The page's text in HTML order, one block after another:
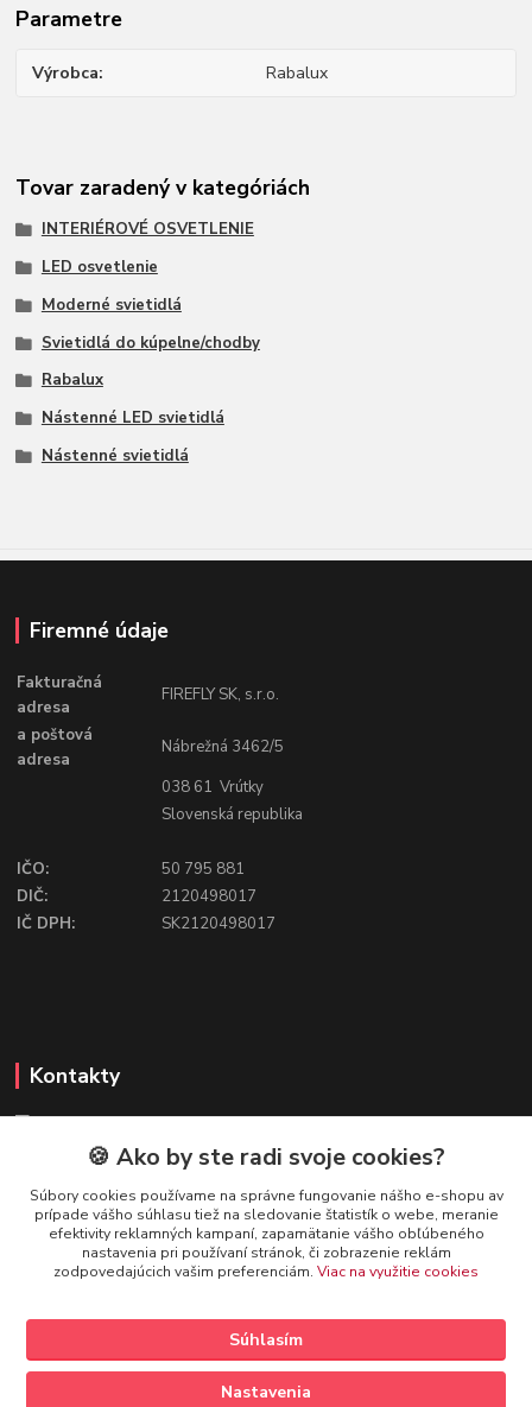
Parametre
Výrobca Rabalux
Tovar zaradený v kategóriách
INTERIÉROVÉ OSVETLENIE
LED osvetlenie
Moderné svietidlá
Svietidlá do kúpelne/chodby
Rabalux
Nástenné LED svietidlá
Nástenné svietidlá
Firemné údaje
Fakturačná
adresa
FIREFLY SK, s.r.o.
a poštová
adresa
Nábrežná 3462/5
038 61 Vrútky
Slovenská republika
IČO:
50 795 881
DIČ:
2120498017
IČ DPH:
SK2120498017
Kontakty
FIREFLY SHOP
Mgr. Ivana Kirschnerová
+421 918 763 777
🍪 Ako by ste radi svoje cookies?
Súbory cookies používame na správne fungovanie nášho e-shopu av
prípade vášho súhlasu tiež na sledovanie štatistík o webe, meranie
efektivity reklamných kampaní, zapamätanie vášho obľúbeného
nastavenia pri používaní stránok, či zobrazenie reklám
zodpovedajúcich vašim preferenciám. Viac na využitie cookies
Nastavenia
Súhlasím